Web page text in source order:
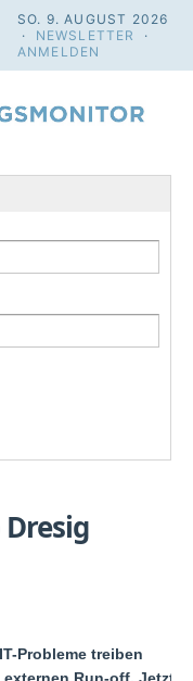
SO. 9. AUGUST 2026
· NEWSLETTER
·
ANMELDEN
IT-Probleme treiben
Run-off. Jetzt